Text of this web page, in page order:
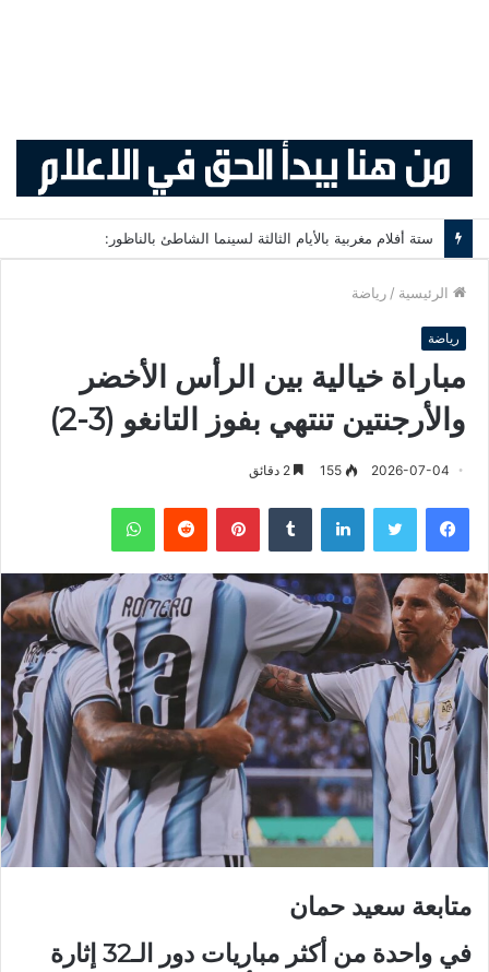
الرئيسية / رياضة
رياضة
مباراة خيالية بين الرأس الأخضر
والأرجنتين تنتهي بفوز التانغو (3-2)
2026-07-04
155
فيسبوك لينكدإن بينتيريست
متابعة سعيد حمان
في واحدة من أكثر مباريات دور الـ32 إثارة